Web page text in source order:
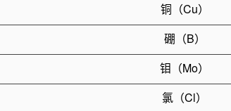
铜（Cu）
硼（B）
钼（Mo）
氯（Cl）